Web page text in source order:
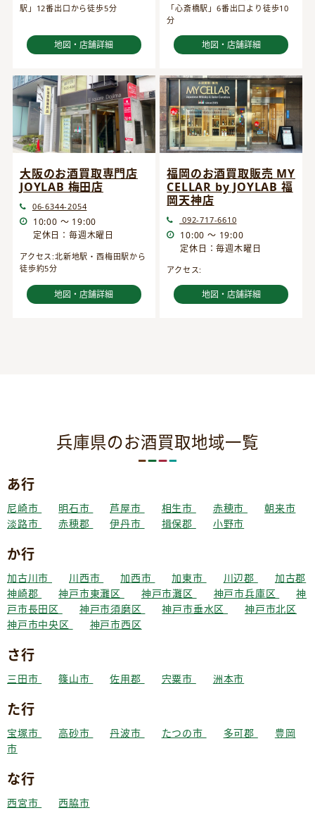
駅」12番出口から徒歩5分
地図・店舗詳細
「心斎橋駅」6番出口より徒歩10
分
地図・店舗詳細
大阪のお酒買取専門店
JOYLAB 梅田店
06-6344-2054
10:00 ～ 19:00
定休日：毎週木曜日
アクセス:北新地駅・西梅田駅から
徒歩約5分
地図・店舗詳細
福岡のお酒買取販売 MY
CELLAR by JOYLAB 福
岡天神店
092-717-6610
10:00 ～ 19:00
定休日：毎週木曜日
アクセス:
地図・店舗詳細
兵庫県のお酒買取地域一覧
あ行
尼崎市 明石市 芦屋市 相生市 赤穂市
朝来市
淡路市
赤穂郡 伊丹市 揖保郡 小野市
か行
加古川市 川西市 加西市 加東市 川辺郡
加古郡
神崎郡
神戸市東灘区 神戸市灘区 神戸市兵庫区
神
戸市長田区
神戸市須磨区 神戸市垂水区
神戸市北区
神戸市中央区
神戸市西区
さ行
三田市 篠山市 佐用郡 宍粟市 洲本市
た行
宝塚市 高砂市 丹波市 たつの市 多可郡
豊岡
市
な行
西宮市 西脇市